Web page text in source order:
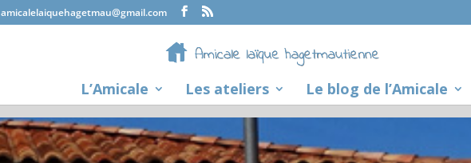
amicalelaiquehagetmau@gmail.com
L’Amicale Les ateliers Le blog de l’Amicale